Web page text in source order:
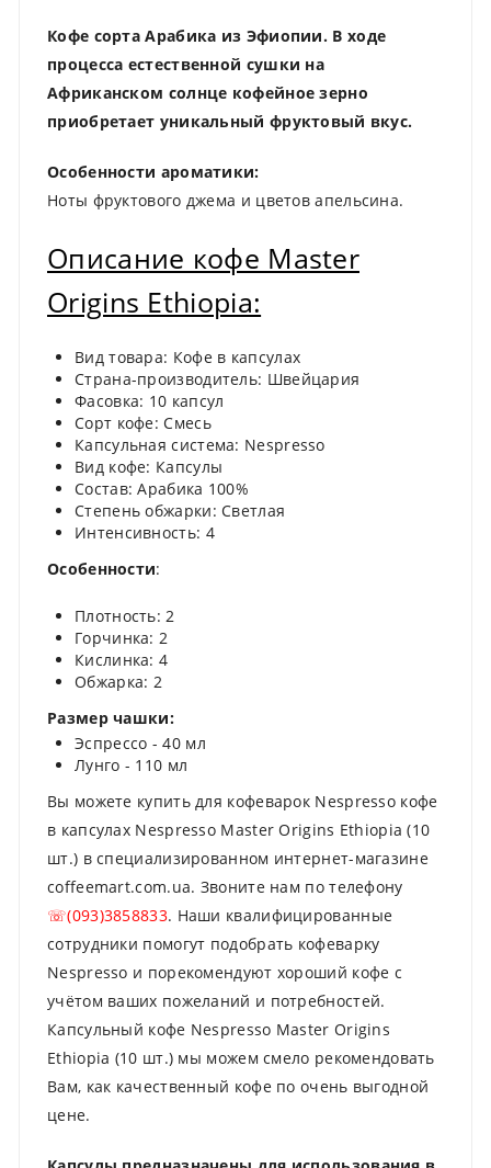
Кофе сорта Арабика из Эфиопии. В ходе
процесса естественной сушки на
Африканском солнце кофейное зерно
приобретает уникальный фруктовый вкус.
Особенности ароматики:
Ноты фруктового джема и цветов апельсина.
Описание кофе Master
Origins Ethiopia:
Вид товара: Кофе в капсулах
Страна-производитель: Швейцария
Фасовка: 10 капсул
Сорт кофе: Смесь
Капсульная система: Nespresso
Вид кофе: Капсулы
Состав: Арабика 100%
Степень обжарки: Светлая
Интенсивность: 4
Особенности:
Плотность: 2
Горчинка: 2
Кислинка: 4
Обжарка: 2
Размер чашки:
Эспрессо - 40 мл
Лунго - 110 мл
Вы можете купить для кофеварок Nespresso кофе
в капсулах Nespresso Master Origins Ethiopia (10
шт.) в специализированном интернет-магазине
coffeemart.com.ua. Звоните нам по телефону
☏(093)3858833. Наши квалифицированные
сотрудники помогут подобрать кофеварку
Nespresso и порекомендуют хороший кофе с
учётом ваших пожеланий и потребностей.
Капсульный кофе Nespresso Master Origins
Ethiopia (10 шт.) мы можем смело рекомендовать
Вам, как качественный кофе по очень выгодной
цене.